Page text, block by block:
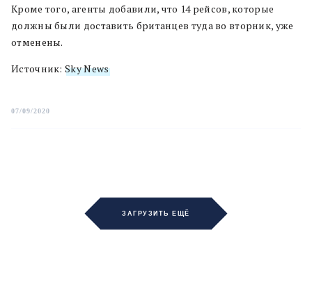
Кроме того, агенты добавили, что 14 рейсов, которые
должны были доставить британцев туда во вторник, уже
отменены.
Источник: Sky News
07/09/2020
ЗАГРУЗИТЬ ЕЩЁ